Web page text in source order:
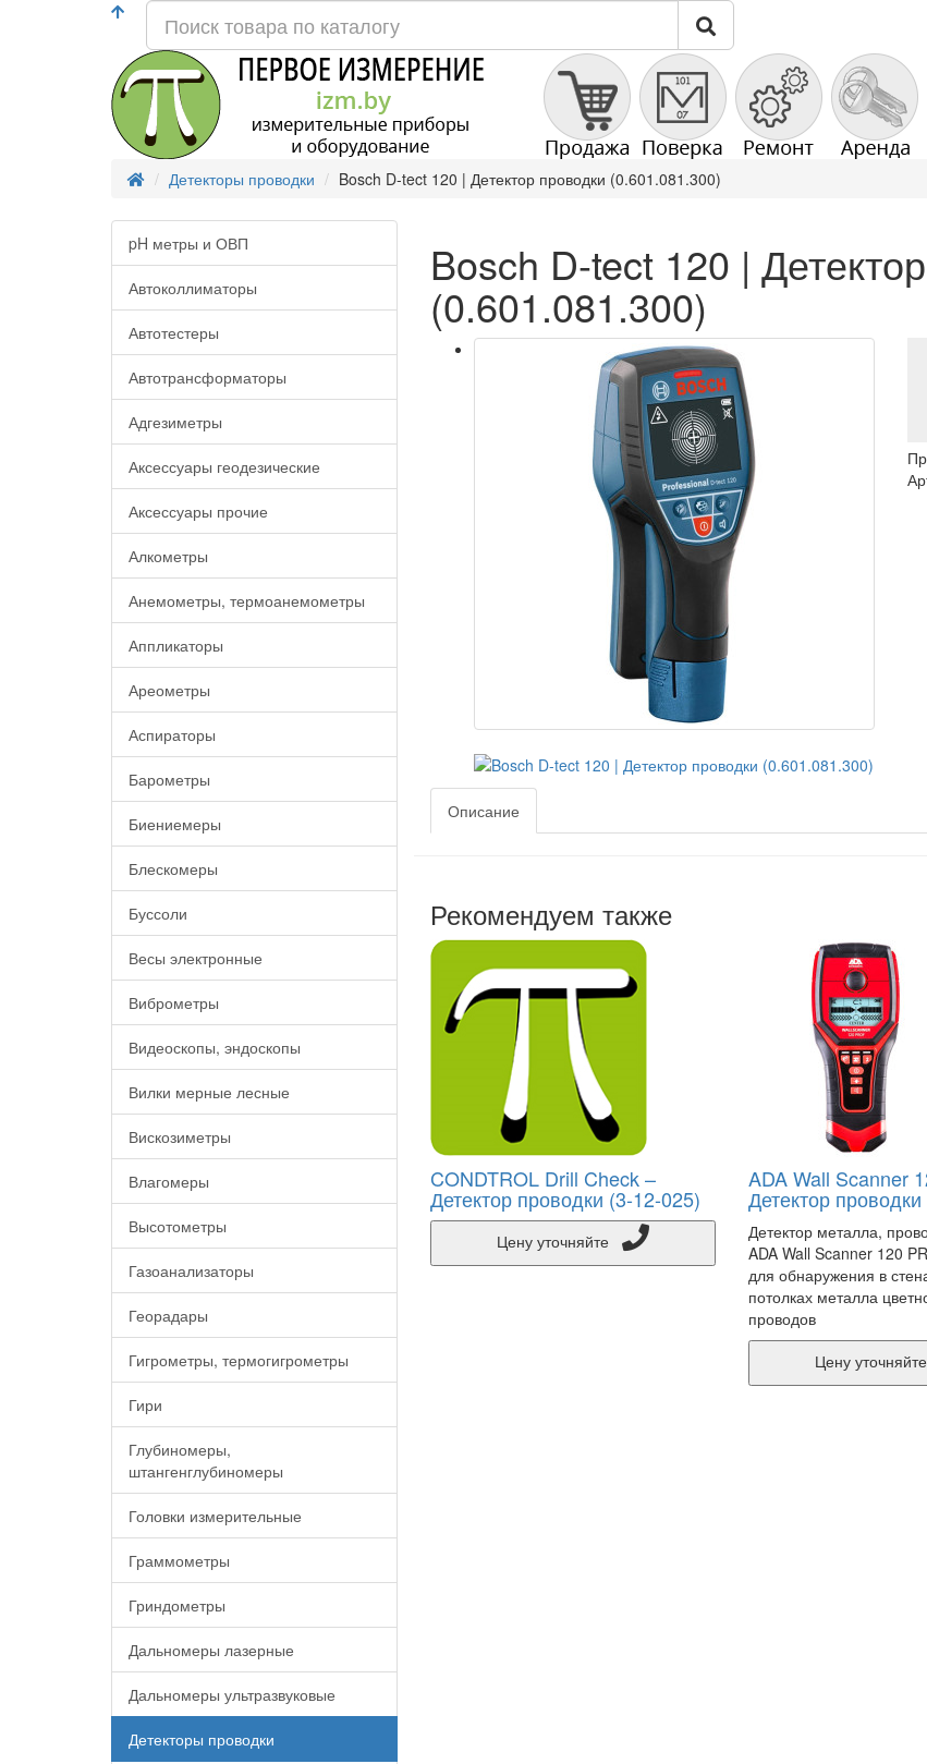
Детекторы проводки Bosch D-tect 120 | Детектор проводки (0.601.081.300)
pH метры и ОВП
Автоколлиматоры
Автотестеры
Автотрансформаторы
Адгезиметры
Аксессуары геодезические
Аксессуары прочие
Алкометры
Анемометры, термоанемометры
Аппликаторы
Ареометры
Аспираторы
Барометры
Биениемеры
Блескомеры
Буссоли
Весы электронные
Виброметры
Видеоскопы, эндоскопы
Вилки мерные лесные
Вискозиметры
Влагомеры
Высотометры
Газоанализаторы
Георадары
Гигрометры, термогигрометры
Гири
Глубиномеры,
штангенглубиномеры
Головки измерительные
Граммометры
Гриндометры
Дальномеры лазерные
Дальномеры ультразвуковые
Детекторы проводки
Bosch D-tect 120 |
(0.601.081.300)
Описание
Рекомендуем также
CONDTROL Drill Check –
Детектор проводки (3-12-025)
ADA Wall Scanner
Детектор
Детектор металла,
ADA Wall Scanner 120
для обнаружения в
потолках металла
проводов